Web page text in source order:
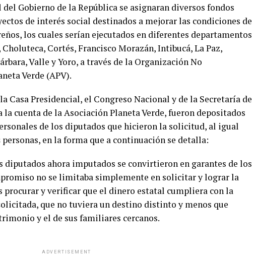
Gobierno de la República se asignaran diversos fondos
de interés social destinados a mejorar las condiciones de
los cuales serían ejecutados en diferentes departamentos
Cortés, Francisco Morazán, Intibucá, La Paz,
Valle y Yoro, a través de la Organización No
Verde (APV).
Casa Presidencial, el Congreso Nacional y de la Secretaría de
la cuenta de la Asociación Planeta Verde, fueron depositados
de los diputados que hicieron la solicitud, al igual
en la forma que a continuación se detalla:
ahora imputados se convirtieron en garantes de los
no se limitaba simplemente en solicitar y lograr la
procurar y verificar que el dinero estatal cumpliera con la
que no tuviera un destino distinto y menos que
y el de sus familiares cercanos.
ADVERTISEMENT